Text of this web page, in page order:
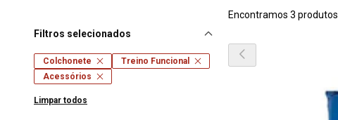
Filtros selecionados
Colchonete
Treino Funcional
Acessórios
Limpar todos
Encontramos 3 produtos